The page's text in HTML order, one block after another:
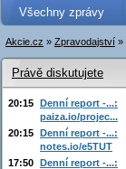
Všechny zprávy
Akcie.cz » Zpravodajství »
Právě diskutujete
20:15 Denní report -...:
paiza.io/projec...
20:15 Denní report -...:
notes.io/e5TUT
17:50 Denní report -...: